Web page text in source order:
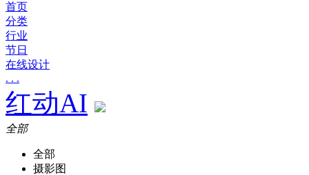
首页
分类
行业
节日
在线设计
. . .
红动AI
全部
全部
摄影图